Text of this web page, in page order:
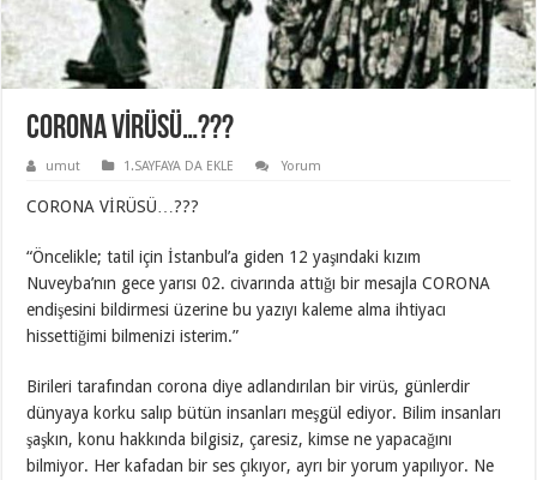
CORONA VİRÜSÜ…???
umut 1.SAYFAYA DA EKLE Yorum
CORONA VİRÜSÜ…???
“Öncelikle; tatil için İstanbul’a giden 12 yaşındaki kızım
Nuveyba’nın gece yarısı 02. civarında attığı bir mesajla CORONA
endişesini bildirmesi üzerine bu yazıyı kaleme alma ihtiyacı
hissettiğimi bilmenizi isterim.”
Birileri tarafından corona diye adlandırılan bir virüs, günlerdir
dünyaya korku salıp bütün insanları meşgül ediyor. Bilim insanları
şaşkın, konu hakkında bilgisiz, çaresiz, kimse ne yapacağını
bilmiyor. Her kafadan bir ses çıkıyor, ayrı bir yorum yapılıyor. Ne